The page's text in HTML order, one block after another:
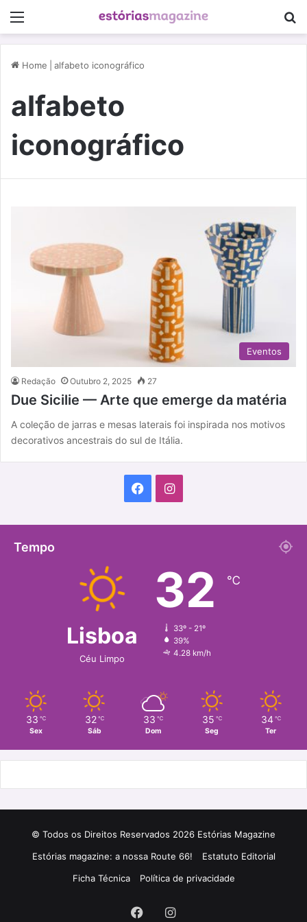
Home alfabeto iconográfico
alfabeto
iconográfico
Eventos
Redação Outubro 2, 2025 27
Due Sicilie — Arte que emerge da matéria
A coleção de jarras e mesas laterais foi inspirada nos motivos
decorativos ancestrais do sul de Itália.
I
t
a
g
r
Tempo
Lisboa
Céu Limpo
32 ℃
33º - 21º
39%
4.28 km/h
33 ℃
Sex
32 ℃
Sáb
33 ℃
Dom
35 ℃
Seg
34 ℃
Ter
© Todos os Direitos Reservados 2026 Estórias Magazine
Estórias magazine: a nossa Route 66!
Estatuto Editorial
Ficha Técnica
Política de privacidade
FacebookInstagram